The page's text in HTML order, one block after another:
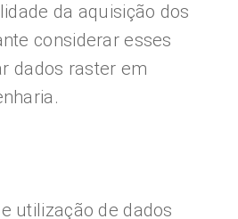
da aquisição dos
considerar esses
dados raster em
utilização de dados